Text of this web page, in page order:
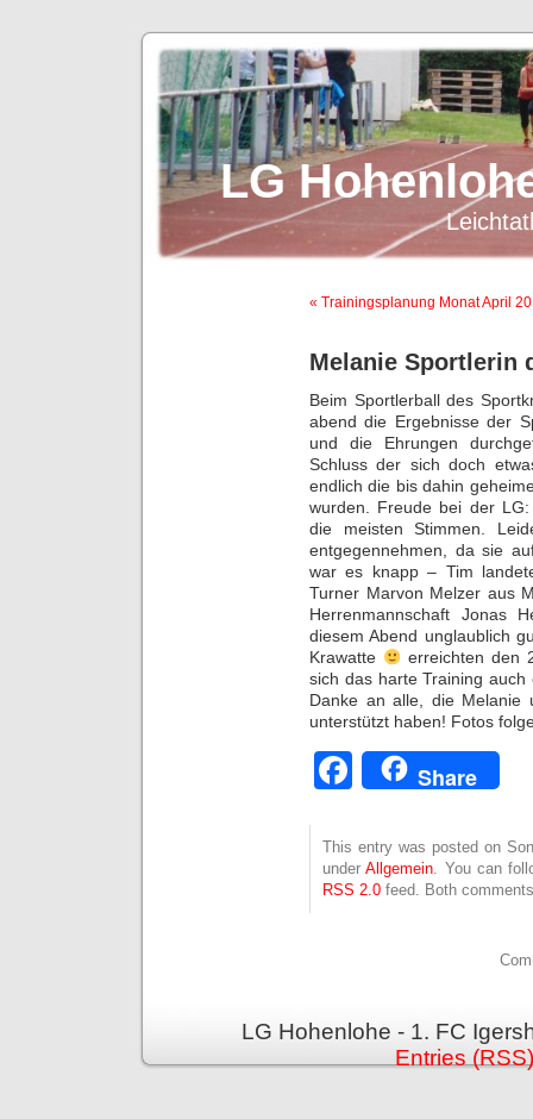
LG
« Trainingsplanung Monat April
Melanie Sportlerin
Beim Sportlerball des
abend die Ergebnisse der
und die Ehrungen
Schluss der sich doch
endlich die bis dahin
wurden. Freude bei der
die meisten Stimmen.
entgegennehmen, da sie
war es knapp – Tim
Turner Marvon Melzer aus
Herrenmannschaft Jonas
diesem Abend unglaublich
Krawatte
erreichten den
sich das harte Training
Danke an alle, die Melanie
unterstützt haben! Fotos
Facebook
Share
This entry was posted on
underAllgemein . You can
RSS 2.0 feed. Both
LG Hohenlohe - 1. FC
Entries (RSS)